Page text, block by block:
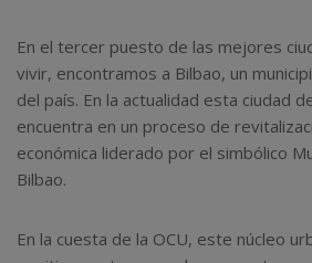
En el tercer puesto de las mejores
vivir, encontramos a Bilbao, un
del país. En la actualidad esta ciudad
encuentra en un proceso de
económica liderado por el simbólico
Bilbao.
En la cuesta de la OCU, este núcleo